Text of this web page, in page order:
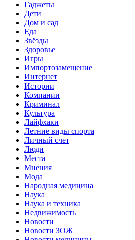
Гаджеты
Дети
Дом и сад
Еда
Звёзды
Здоровье
Игры
Импортозамещение
Интернет
Истории
Компании
Криминал
Культура
Лайфхаки
Летние виды спорта
Личный счет
Люди
Места
Мнения
Мода
Народная медицина
Наука
Наука и техника
Недвижимость
Новости
Новости ЗОЖ